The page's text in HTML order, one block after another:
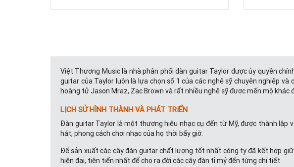
Việt Thương Music là nhà phân phối đàn guitar Taylor được ủy quyền
guitar của Taylor luôn là lựa chọn số 1 của các nghệ sỹ chuyên nghiệp
hoàng tử Jason Mraz, Zac Brown và rất nhiều nghệ sỹ được mến mộ
LỊCH SỬ HÌNH THÀNH VÀ PHÁT TRIỂN
Đàn guitar Taylor là một thương hiệu nhạc cụ đến từ Mỹ, được thành lập
hát, phong cách chơi nhạc của họ thời bấy giờ.
Để sản xuất các cây đàn guitar chất lượng tốt nhất công ty đã kết hợp
hiện đại, tiên tiến nhất để cho ra đời các cây đàn tỉ mỷ đến từng chi tiết